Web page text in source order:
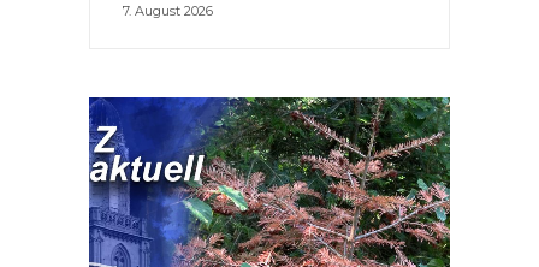
7. August 2026